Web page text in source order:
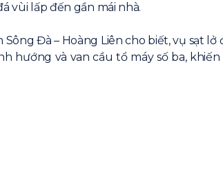
vùi lấp đến gần mái nhà.
Đà – Hoàng Liên cho biết, vụ sạt
và van cầu tổ máy số ba,